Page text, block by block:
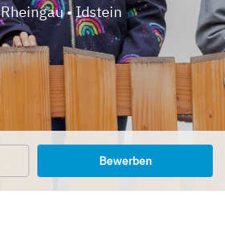
• Idstein
Bewerben